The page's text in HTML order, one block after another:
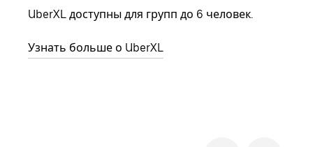
UberXL доступны для групп до 6 человек.
Узнать больше о UberXL